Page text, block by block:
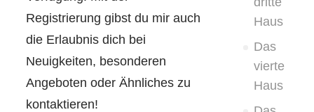
Haus
Das
vierte
Haus
Registrierung gibst du mir auch
die Erlaubnis dich bei
Neuigkeiten, besonderen
Angeboten oder Ähnliches zu
kontaktieren!